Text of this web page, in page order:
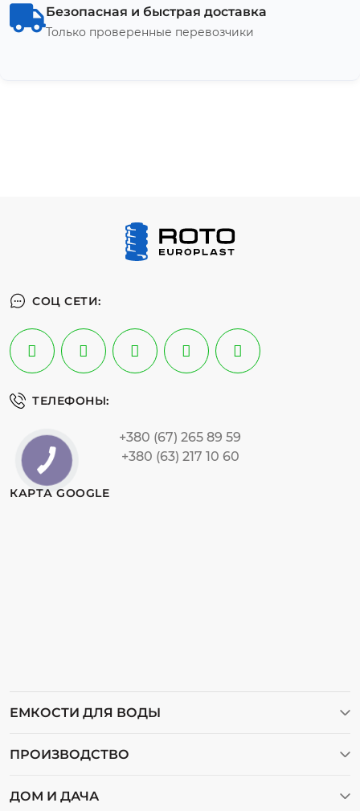
Безопасная и быстрая доставка
Только проверенные перевозчики
СОЦ СЕТИ:
ТЕЛЕФОНЫ:
+380 (67) 265 89 59
+380 (63) 217 10 60
КАРТА GOOGLE
ЕМКОСТИ ДЛЯ ВОДЫ
Емкости для воды
ПРОИЗВОДСТВО
ДОМ И ДАЧА